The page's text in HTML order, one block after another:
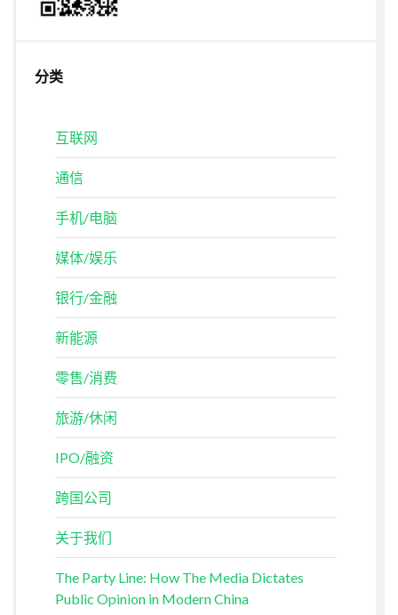
分类
互联网
通信
手机/电脑
媒体/娱乐
银行/金融
新能源
零售/消费
旅游/休闲
IPO/融资
跨国公司
关于我们
The Party Line: How The Media Dictates
Public Opinion in Modern China